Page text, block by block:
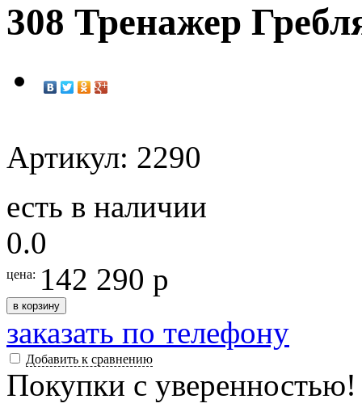
308 Тренажер
Артикул: 2290
есть в наличии
0.0
цена: 142 290 р
в корзину
заказать по телефону
Добавить к сравнению
Покупки с уверенностью!